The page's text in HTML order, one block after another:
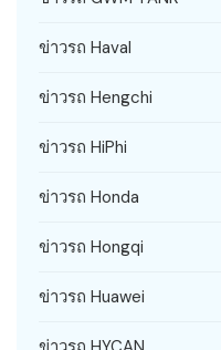
ข่าวรถ Haval
ข่าวรถ Hengchi
ข่าวรถ HiPhi
ข่าวรถ Honda
ข่าวรถ Hongqi
ข่าวรถ Huawei